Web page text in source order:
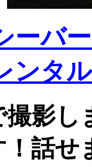
ーバ
ンタ
撮影
話せ